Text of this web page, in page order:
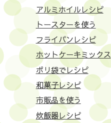
アルミホイルレシピ
トースターを使う
フライパンレシピ
ホットケーキミックス
ポリ袋でレシピ
和菓子レシピ
市販品を使う
炊飯器レシピ